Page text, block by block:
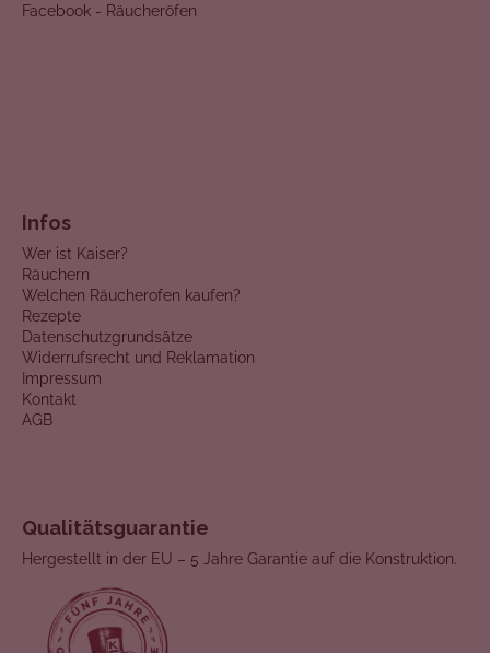
Facebook - Räucheröfen
Infos
Wer ist Kaiser?
Räuchern
Welchen Räucherofen kaufen?
Rezepte
Datenschutzgrundsätze
Widerrufsrecht und Reklamation
Impressum
Kontakt
AGB
Qualitätsguarantie
Hergestellt in der EU – 5 Jahre Garantie auf die Konstruktion.